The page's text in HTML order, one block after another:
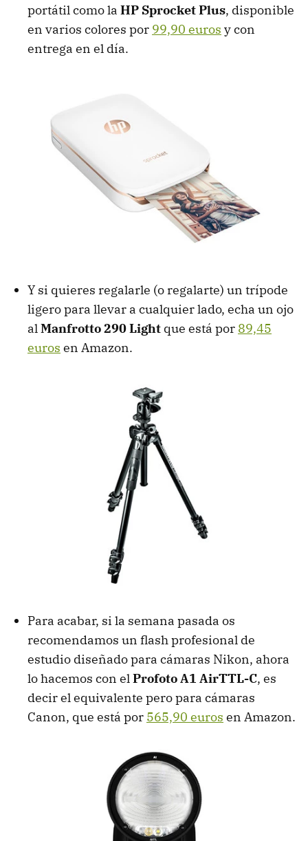
portátil como la HP Sprocket Plus, disponible
en varios colores por 99,90 euros y con
entrega en el día.
Y si quieres regalarle (o regalarte) un trípode
ligero para llevar a cualquier lado, echa un ojo
alManfrotto 290 Light que está por 89,45
euros en Amazon.
Para acabar, si la semana pasada os
recomendamos un flash profesional de
estudio diseñado para cámaras Nikon, ahora
lo hacemos con elProfoto A1 AirTTL-C, es
decir el equivalente pero para cámaras
Canon, que está por 565,90 euros en Amazon.